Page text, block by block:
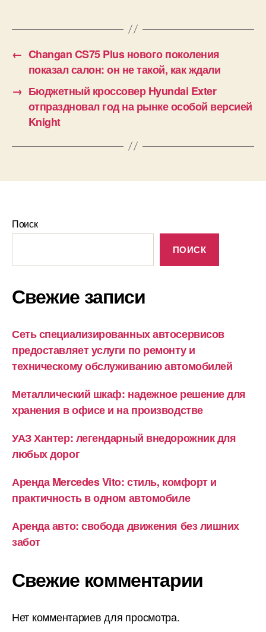
← Changan CS75 Plus нового поколения
показал салон: он не такой, как ждали
→ Бюджетный кроссовер Hyundai Exter
отпраздновал год на рынке особой версией
Knight
Поиск
ПОИСК
Свежие записи
Сеть специализированных автосервисов
предоставляет услуги по ремонту и
техническому обслуживанию автомобилей
Металлический шкаф: надежное решение для
хранения в офисе и на производстве
УАЗ Хантер: легендарный внедорожник для
любых дорог
Аренда Mercedes Vito: стиль, комфорт и
практичность в одном автомобиле
Аренда авто: свобода движения без лишних
забот
Свежие комментарии
Нет комментариев для просмотра.